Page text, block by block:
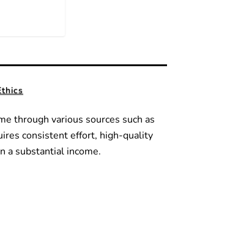
through various sources such as
consistent effort, high-quality
a substantial income.